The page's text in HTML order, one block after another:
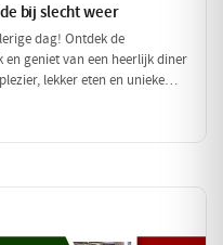
bij slecht weer
dag! Ontdek de
geniet van een heerlijk diner
lekker eten en unieke